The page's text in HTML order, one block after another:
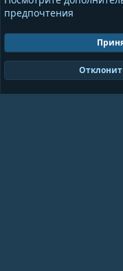
Политика
Помощь
GrayAndBlue
Ширина
предпочтения